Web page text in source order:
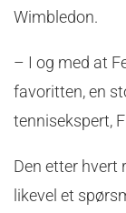
Wimbledon.
– I og med at
favoritten, en
tennisekspert,
Den etter
likevel et